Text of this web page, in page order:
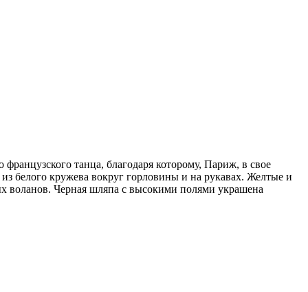
танца, благодаря которому, Париж, в свое
белого кружева вокруг горловины и на рукавах. Желтые и
воланов. Черная шляпа с высокими полями украшена